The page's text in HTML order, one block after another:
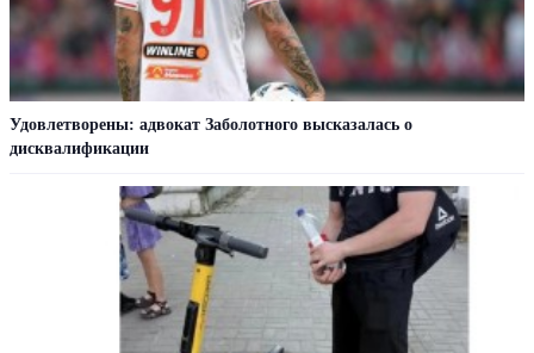
Удовлетворены: адвокат Заболотного высказалась о
дисквалификации